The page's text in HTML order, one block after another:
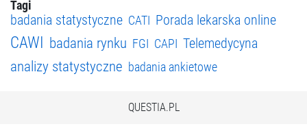
Tagi
badania statystyczne CATI Porada lekarska online
CAWI badania rynku FGI CAPI Telemedycyna
analizy statystyczne badania ankietowe
QUESTIA.PL